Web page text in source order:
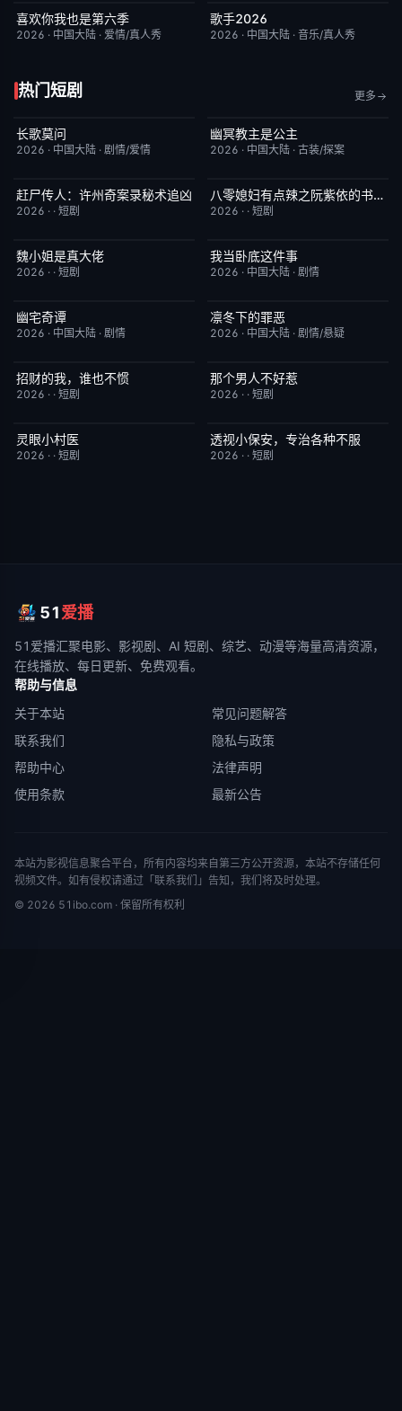
今日更新
喜欢你我也是第六季
2026 · 中国大陆 · 爱情/真人秀
今日更新
歌手2026
2026 · 中国大陆 · 音乐/真人秀
热门短剧 更多
已完结
长歌莫问
2026 · 中国大陆 · 剧情/爱情
已完结
幽冥教主是公主
2026 · 中国大陆 · 古装/探案
完结 9.0
赶尸传人：许州奇案录秘术追凶
2026 · · 短剧
完结 5.0八零媳妇有点辣之阮紫依的书中梦
2026 · · 短剧
完结
魏小姐是真大佬
2026 · · 短剧
已完结
我当卧底这件事
2026 · 中国大陆 · 剧情
更新至第14集
幽宅奇谭
2026 · 中国大陆 · 剧情
更新至第16集
凛冬下的罪恶
2026 · 中国大陆 · 剧情/悬疑
完结
招财的我，谁也不惯
2026 · · 短剧
完结
那个男人不好惹
2026 · · 短剧
完结
灵眼小村医
2026 · · 短剧
完结
透视小保安，专治各种不服
2026 · · 短剧
51爱播
51爱播汇聚电影、影视剧、AI 短剧、综艺、动漫等海量高清资源，
在线播放、每日更新、免费观看。
帮助与信息
关于本站
常见问题解答
联系我们
隐私与政策
帮助中心
法律声明
使用条款
最新公告
本站为影视信息聚合平台，所有内容均来自第三方公开资源，本站不存储任何
视频文件。如有侵权请通过「联系我们」告知，我们将及时处理。
© 2026 51ibo.com · 保留所有权利